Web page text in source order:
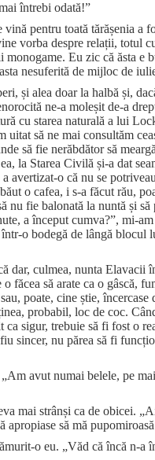
întrebi odată!”
vină pentru toată tărășenia a
vorba despre relații, totul
monogame. Eu zic că ăsta e
nesuferită de mijloc de
și alea doar la halbă și,
ne-a moleșit de-a
cu starea naturală a lui
uitat să ne mai consultăm
să fie nerăbdător să
la Starea Civilă și-a dat
avertizat-o că nu se
o cafea, i s-a făcut rău,
nu fie balonată la nuntă și să
a început cumva?”, mi-
o bodegă de lângă blocul
dar, culmea, nunta Elavacii
făcea să arate ca o gâscă,
poate, cine știe,
probabil, loc de coc.
ca sigur, trebuie să fi fost o
sincer, nu părea să fi
avut numai belele, pe
mai strânși ca de obicei.
apropiase să mă
o eu. „Văd că încă n-a